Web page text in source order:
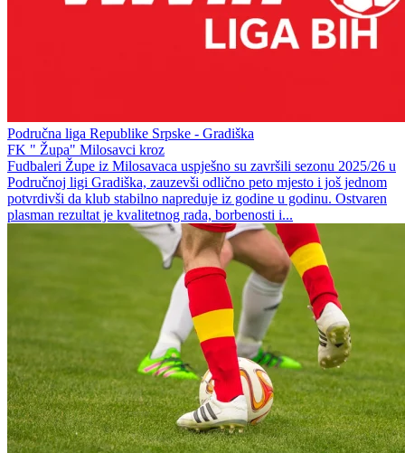
Područna liga Republike Srpske - Gradiška
FK " Župa" Milosavci kroz
Fudbaleri Župe iz Milosavaca uspješno su završili sezonu 2025/26 u
Područnoj ligi Gradiška, zauzevši odlično peto mjesto i još jednom
potvrdivši da klub stabilno napreduje iz godine u godinu. Ostvaren
plasman rezultat je kvalitetnog rada, borbenosti i...